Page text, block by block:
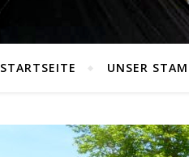
STARTSEITE UNSER